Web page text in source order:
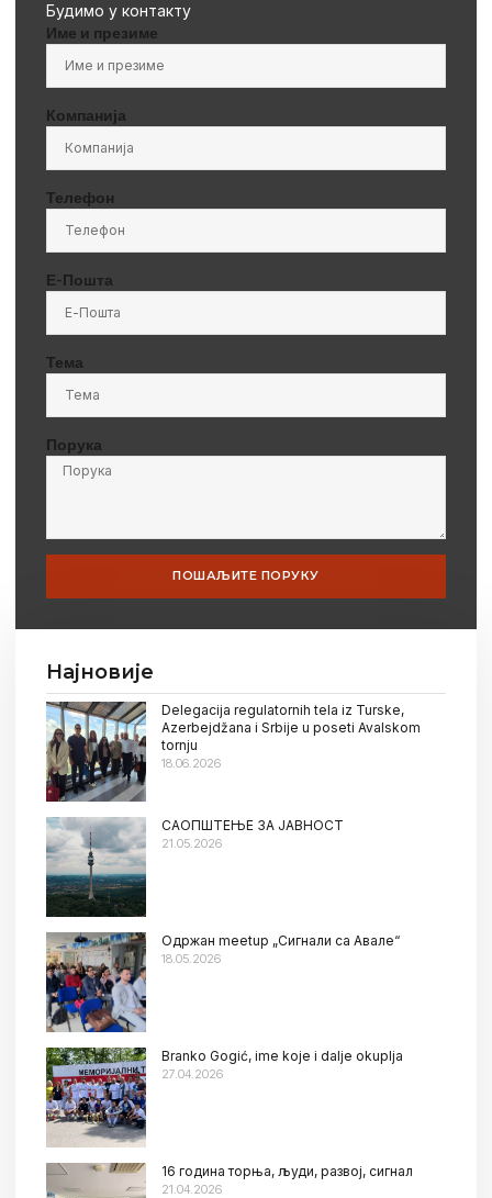
Будимо у контакту
Име и презиме
Компанија
Телефон
Е-Пошта
Тема
Порука
ПОШАЉИТЕ ПОРУКУ
Најновије
Delegacija regulatornih tela iz Turske,
Azerbejdžana i Srbije u poseti Avalskom
tornju
18.06.2026
САОПШТЕЊЕ ЗА ЈАВНОСТ
21.05.2026
Oдржан meetup „Сигнали са Авале“
18.05.2026
Branko Gogić, ime koje i dalje okuplja
27.04.2026
16 година торња, људи, развој, сигнал
21.04.2026